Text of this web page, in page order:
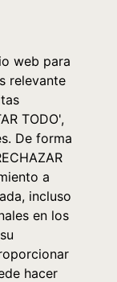
web para
relevante
TODO',
De forma
a
incluso
en los
hacer